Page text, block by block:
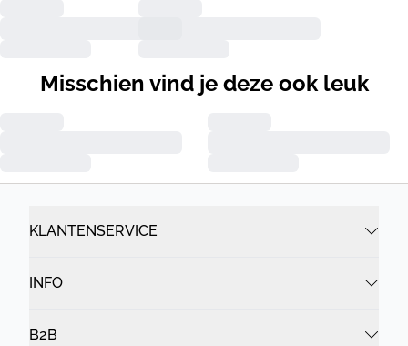
Misschien vind je deze ook leuk
KLANTENSERVICE
INFO
B2B